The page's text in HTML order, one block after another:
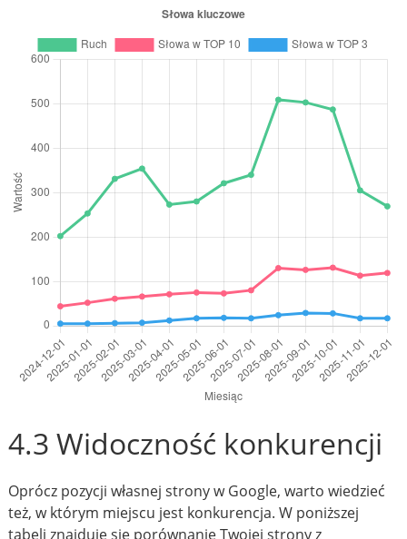
4.3 Widoczność konkurencji
Oprócz pozycji własnej strony w Google, warto wiedzieć
też, w którym miejscu jest konkurencja. W poniższej
tabeli znajduje się porównanie Twojej strony z